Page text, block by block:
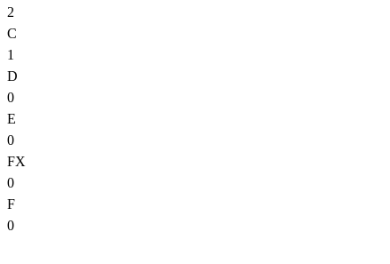
2
C
1
D
0
E
0
FX
0
F
0